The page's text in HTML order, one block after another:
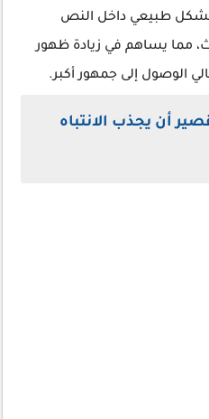
بشكل طبيعي داخل النص
مما يساهم في زيادة ظهور
الوصول إلى جمهور أكبر.
أن يجذب الانتباه